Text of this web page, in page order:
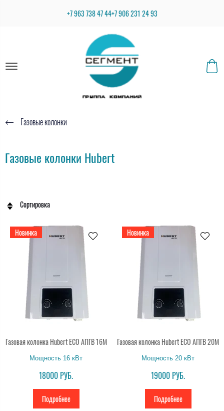
+7 963 738 47 44+7 906 231 24 93
Газовые колонки
Газовые колонки Hubert
Сортировка
Новинка
Газовая колонка Hubert ECO АПГВ 16M
Мощность 16 кВт
18000 РУБ.
Подробнее
Новинка
Газовая колонка Hubert ECO АПГВ 20M
Мощность 20 кВт
19000 РУБ.
Подробнее